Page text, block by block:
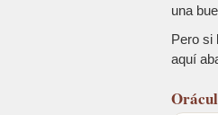
una
Pero si
aquí